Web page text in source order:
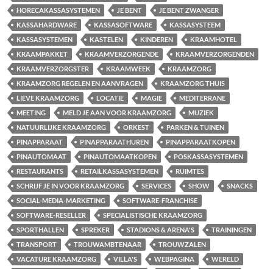
HORECAKASSASYSTEMEN
JE BENT
JE BENT ZWANGER
KASSAHARDWARE
KASSASOFTWARE
KASSASYSTEEM
KASSASYSTEMEN
KASTELEN KINDEREN
KRAAMHOTEL
KRAAMPAKKET
KRAAMVERZORGENDE
KRAAMVERZORGENDEN
KRAAMVERZORGSTER
KRAAMWEEK
KRAAMZORG
KRAAMZORG REGELEN EN AANVRAGEN
KRAAMZORG THUIS
LIEVE KRAAMZORG
LOCATIE MAGIE
MEDITERRANE
MEETING
MELD JE AAN VOOR KRAAMZORG
MUZIEK
NATUURLIJKE KRAAMZORG
ORKEST
PARKEN & TUINEN
PINAPPARAAT
PINAPPARAATHUREN
PINAPPARAATKOPEN
PINAUTOMAAT
PINAUTOMAATKOPEN
POSKASSASYSTEMEN
RESTAURANTS
RETAILKASSASYSTEMEN
RUIMTES
SCHRIJF JE IN VOOR KRAAMZORG
SERVICES SHOW
SNACKS
SOCIAL-MEDIA-MARKETING
SOFTWARE-FRANCHISE
SOFTWARE-RESELLER
SPECIALISTISCHE KRAAMZORG
SPORTHALLEN
SPREKER STADIONS & ARENA'S
TRAININGEN
TRANSPORT
TROUWAMBTENAAR
TROUWZALEN
VACATURE KRAAMZORG
VILLA'S WEBPAGINA
WERELD